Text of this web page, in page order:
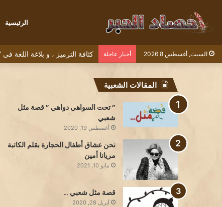
الرئيسية
السبت, أغسطس 8 2026 أخبار عاجلة كثافة الترميز ، و بلاغة اللغة
المقالات الشعبية
” تحت السواهي دواهي ” قصة مثل
شعبي
أغسطس 19, 2020
نحن عشاق أطفال الحجارة بقلم الكاتبة
مريانا أمين
مايو 10, 2021
قصة مثل شعبي …
أبريل 28, 2020